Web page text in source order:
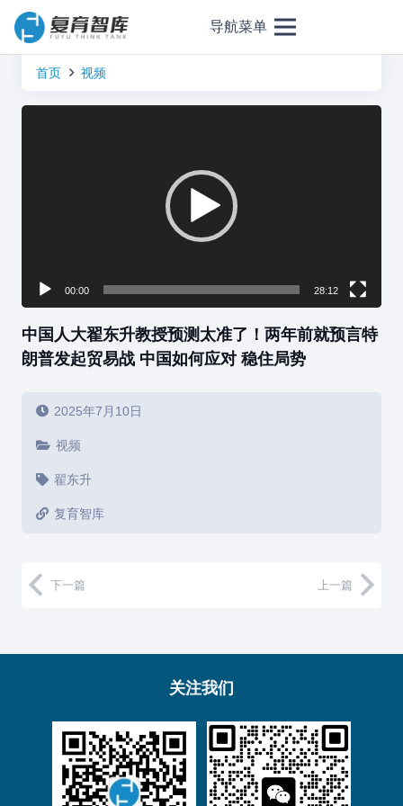
导航菜单
首页 视频
00:00 28:12
中国人大翟东升教授预测太准了！两年前就预言特
朗普发起贸易战 中国如何应对 稳住局势
2025年7月10日
视频
翟东升
复育智库
下一篇 上一篇
关注我们